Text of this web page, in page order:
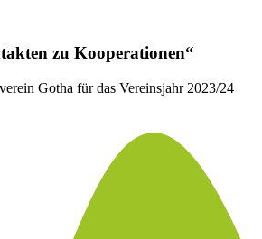
zu Kooperationen“
Gotha für das Vereinsjahr 2023/24